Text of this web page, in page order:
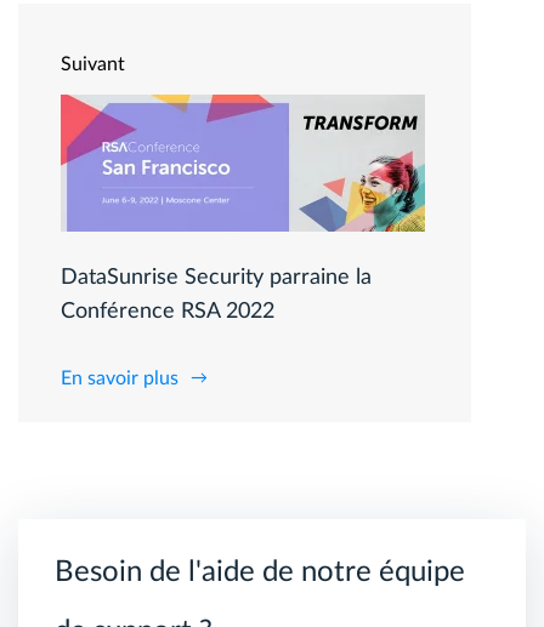
Suivant
DataSunrise Security parraine la
Conférence RSA 2022
En savoir plus
Besoin de l'aide de notre équipe